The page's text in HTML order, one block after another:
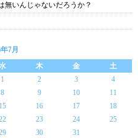
無いんじゃないだろうか？
7月
木 金
土
1
2 3
4
8 9 10
11
15 16 17
18
23 24
25
30 31